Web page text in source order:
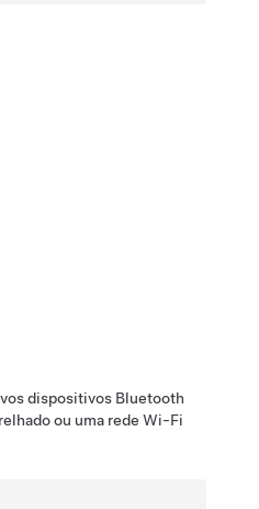
dispositivos Bluetooth
ou uma rede Wi-Fi